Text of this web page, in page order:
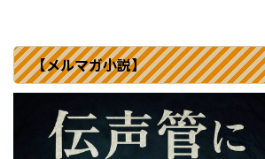
【メルマガ小説】